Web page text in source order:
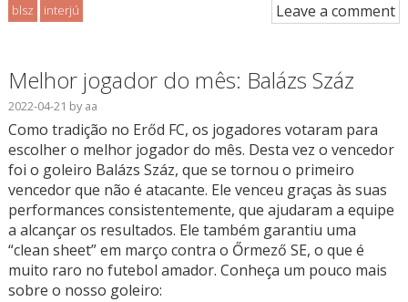
blsz interjú Leave a comment
Melhor jogador do mês: Balázs Száz
2022-04-21 byaa
Como tradição no Erőd FC, os jogadores votaram para
escolher o melhor jogador do mês. Desta vez o vencedor
foi o goleiro Balázs Száz, que se tornou o primeiro
vencedor que não é atacante. Ele venceu graças às suas
performances consistentemente, que ajudaram a equipe
a alcançar os resultados. Ele também garantiu uma
“clean sheet” em março contra o Őrmező SE, o que é
muito raro no futebol amador. Conheça um pouco mais
sobre o nosso goleiro: